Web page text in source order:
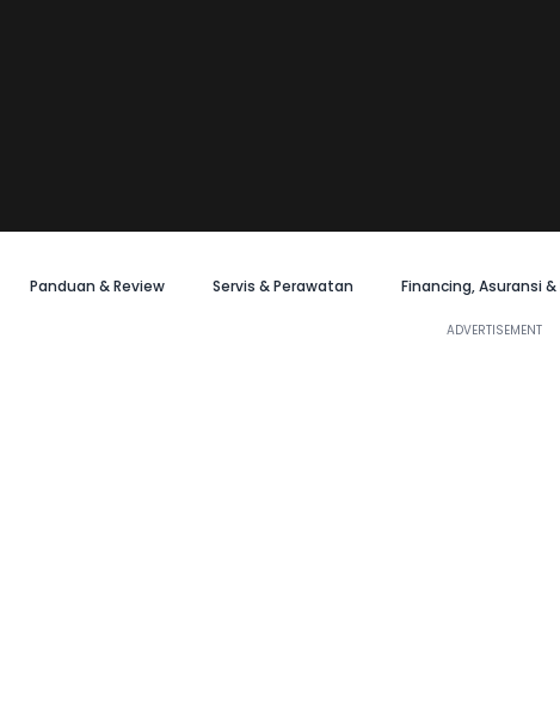
Panduan & Review Servis & Perawatan Financing, Asuransi